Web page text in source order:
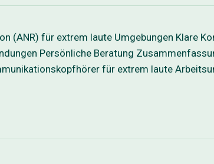
(ANR) für extrem laute Umgebungen Klare
Persönliche Beratung
für extrem laute